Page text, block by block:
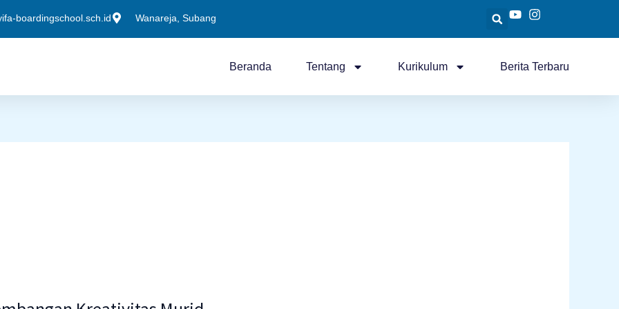
boardingschool.sch.id Wanareja, Subang
Beranda Tentang Kurikulum Berita Terbaru